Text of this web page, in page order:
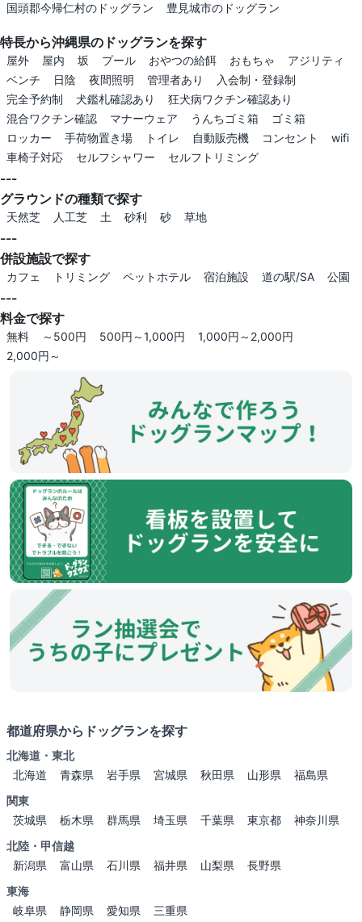
国頭郡今帰仁村のドッグラン
豊見城市のドッグラン
特長から沖縄県のドッグランを探す
屋外 屋内 坂 プール おやつの給餌 おもちゃ
アジリティ
ベンチ
日陰 夜間照明 管理者あり
入会制・登録制
完全予約制
犬鑑札確認あり
狂犬病ワクチン確認あり
混合ワクチン確認
マナーウェア うんちゴミ箱
ゴミ箱
ロッカー
手荷物置き場 トイレ 自動販売機 コンセント
wifi
車椅子対応
セルフシャワー セルフトリミング
---
グラウンドの種類で探す
天然芝 人工芝 土 砂利 砂 草地
---
併設施設で探す
カフェ トリミング ペットホテル 宿泊施設 道の駅/SA 公園
---
料金で探す
無料 ～500円 500円～1,000円
1,000円～2,000円
2,000円～
都道府県からドッグランを探す
北海道・東北
北海道
青森県 岩手県 宮城県 秋田県 山形県
福島県
関東
茨城県
栃木県 群馬県 埼玉県 千葉県 東京都
神奈川県
北陸・甲信越
新潟県
富山県 石川県 福井県 山梨県
長野県
東海
岐阜県
静岡県 愛知県
三重県